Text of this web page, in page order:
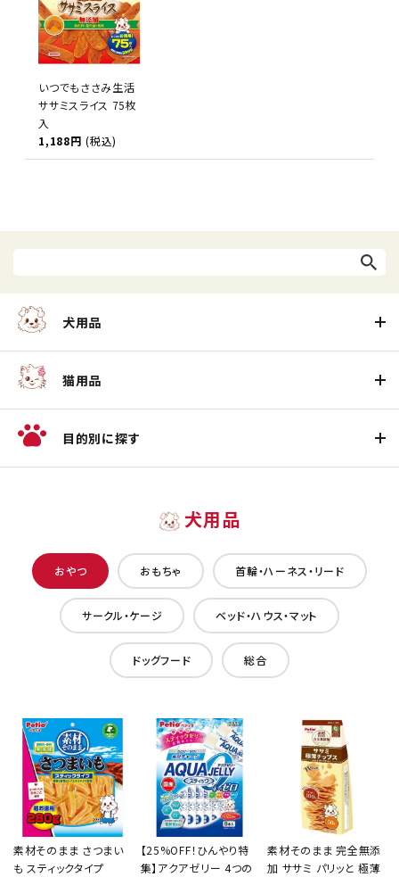
いつでもささみ生活
ササミスライス 75枚
入
1,188円 (税込)
犬用品
猫用品
目的別に探す
犬用品
おやつ おもちゃ 首輪・ハーネス・リード
サークル・ケージ ベッド・ハウス・マット
ドッグフード 総合
素材そのまま さつまい
も スティックタイプ
【25%OFF！ひんやり特
集】アクアゼリー 4つの
素材そのまま 完全無添
加 ササミ パリッと 極薄